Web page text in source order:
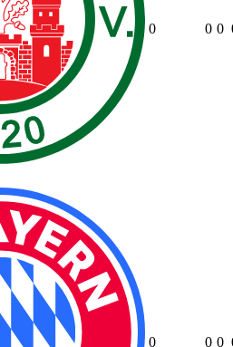
0 0 0
0 0 0